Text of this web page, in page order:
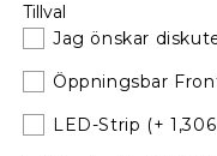
Bavaria
41
Sprayhood
Årsmodell
13-
41
13-
Tillval
Jag önskar
Öppningsbar
LED-Strip (+